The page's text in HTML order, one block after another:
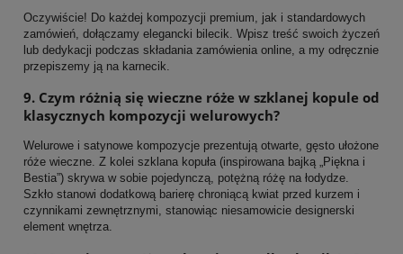
Oczywiście! Do każdej kompozycji premium, jak i standardowych
zamówień, dołączamy elegancki bilecik. Wpisz treść swoich życzeń
lub dedykacji podczas składania zamówienia online, a my odręcznie
przepiszemy ją na karnecik.
9. Czym różnią się wieczne róże w szklanej kopule od
klasycznych kompozycji welurowych?
Welurowe i satynowe kompozycje prezentują otwarte, gęsto ułożone
róże wieczne. Z kolei szklana kopuła (inspirowana bajką „Piękna i
Bestia”) skrywa w sobie pojedynczą, potężną różę na łodydze.
Szkło stanowi dodatkową barierę chroniącą kwiat przed kurzem i
czynnikami zewnętrznymi, stanowiąc niesamowicie designerski
element wnętrza.